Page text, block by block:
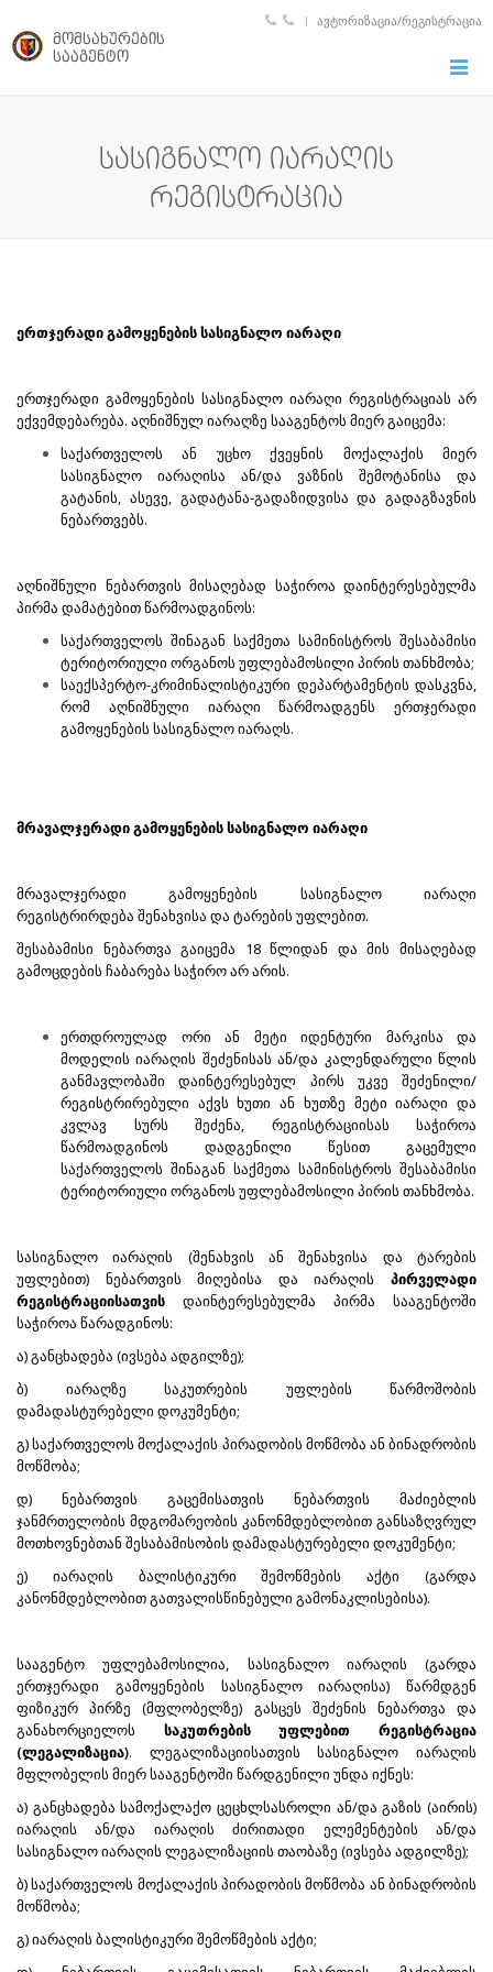
მომსახურების
სააგენტო
ᲐᲕᲢᲝᲠᲘᲖᲐᲪᲘᲐ/ᲠᲔᲒᲘᲡᲢᲠᲐᲪᲘᲐ
Toggle
სასიგნალო იარაღის
რეგისტრაცია
ერთჯერადი გამოყენების სასიგნალო იარაღი
ერთჯერადი გამოყენების სასიგნალო იარაღი რეგისტრაციას არ
ექვემდებარება. აღნიშნულ იარაღზე სააგენტოს მიერ გაიცემა:
საქართველოს ან უცხო ქვეყნის მოქალაქის მიერ
სასიგნალო იარაღისა ან/და ვაზნის შემოტანისა და
გატანის, ასევე, გადატანა-გადაზიდვისა და გადაგზავნის
ნებართვებს.
აღნიშნული ნებართვის მისაღებად საჭიროა დაინტერესებულმა
პირმა დამატებით წარმოადგინოს:
საქართველოს შინაგან საქმეთა სამინისტროს შესაბამისი
ტერიტორიული ორგანოს უფლებამოსილი პირის თანხმობა;
საექსპერტო-კრიმინალისტიკური დეპარტამენტის დასკვნა,
რომ აღნიშნული იარაღი წარმოადგენს ერთჯერადი
გამოყენების სასიგნალო იარაღს.
მრავალჯერადი გამოყენების სასიგნალო იარაღი
მრავალჯერადი გამოყენების სასიგნალო იარაღი
რეგისტრირდება შენახვისა და ტარების უფლებით.
შესაბამისი ნებართვა გაიცემა 18 წლიდან და მის მისაღებად
გამოცდების ჩაბარება საჭირო არ არის.
ერთდროულად ორი ან მეტი იდენტური მარკისა და
მოდელის იარაღის შეძენისას ან/და კალენდარული წლის
განმავლობაში დაინტერესებულ პირს უკვე შეძენილი/
რეგისტრირებული აქვს ხუთი ან ხუთზე მეტი იარაღი და
კვლავ სურს შეძენა, რეგისტრაციისას საჭიროა
წარმოადგინოს დადგენილი წესით გაცემული
საქართველოს შინაგან საქმეთა სამინისტროს შესაბამისი
ტერიტორიული ორგანოს უფლებამოსილი პირის თანხმობა.
სასიგნალო იარაღის (შენახვის ან შენახვისა და ტარების
უფლებით) ნებართვის მიღებისა და იარაღის პირველადი
რეგისტრაციისათვის დაინტერესებულმა პირმა სააგენტოში
საჭიროა წარადგინოს:
ა) განცხადება (ივსება ადგილზე);
ბ) იარაღზე საკუთრების უფლების წარმოშობის
დამადასტურებელი დოკუმენტი;
გ) საქართველოს მოქალაქის პირადობის მოწმობა ან ბინადრობის
მოწმობა;
დ) ნებართვის გაცემისათვის ნებართვის მაძიებლის
ჯანმრთელობის მდგომარეობის კანონმდებლობით განსაზღვრულ
მოთხოვნებთან შესაბამისობის დამადასტურებელი დოკუმენტი;
ე) იარაღის ბალისტიკური შემოწმების აქტი (გარდა
კანონმდებლობით გათვალისწინებული გამონაკლისებისა).
სააგენტო უფლებამოსილია, სასიგნალო იარაღის (გარდა
ერთჯერადი გამოყენების სასიგნალო იარაღისა) წარმდგენ
ფიზიკურ პირზე (მფლობელზე) გასცეს შეძენის ნებართვა და
განახორციელოს საკუთრების უფლებით რეგისტრაცია
(ლეგალიზაცია). ლეგალიზაციისათვის სასიგნალო იარაღის
მფლობელის მიერ სააგენტოში წარდგენილი უნდა იქნეს:
ა) განცხადება სამოქალაქო ცეცხლსასროლი ან/და გაზის (აირის)
იარაღის ან/და იარაღის ძირითადი ელემენტების ან/და
სასიგნალო იარაღის ლეგალიზაციის თაობაზე (ივსება ადგილზე);
ბ) საქართველოს მოქალაქის პირადობის მოწმობა ან ბინადრობის
მოწმობა;
გ) იარაღის ბალისტიკური შემოწმების აქტი;